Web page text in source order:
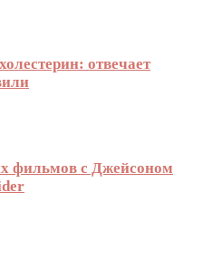
отвечает
фильмов с Джейсоном